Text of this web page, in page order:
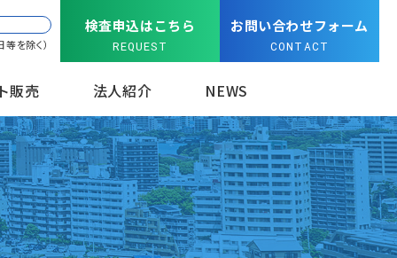
等を除く）
検査申込はこちら
REQUEST
お問い合わせフォーム
CONTACT
販売 法人紹介 NEWS